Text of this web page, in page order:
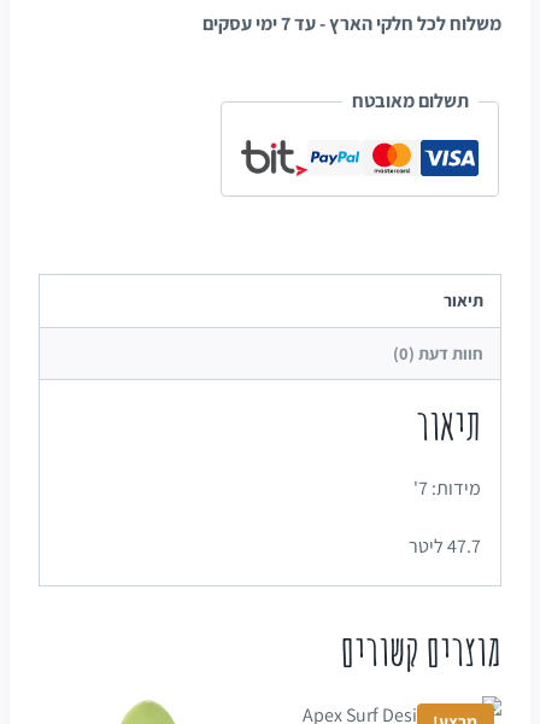
משלוח לכל חלקי הארץ - עד 7 ימי עסקים
תשלום מאובטח
תיאור
חוות דעת (0)
תיאור
מידות: 7'
47.7 ליטר
מוצרים קשורים